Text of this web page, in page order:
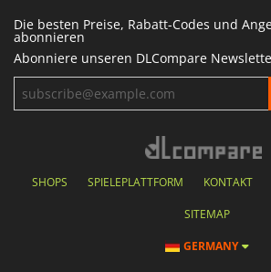
Die besten Preise, Rabatt-Codes und
abonnieren
Abonniere unseren DLCompare
SHOPS SPIELEPLATTFORM KONTAKT
SITEMAP
GERMANY